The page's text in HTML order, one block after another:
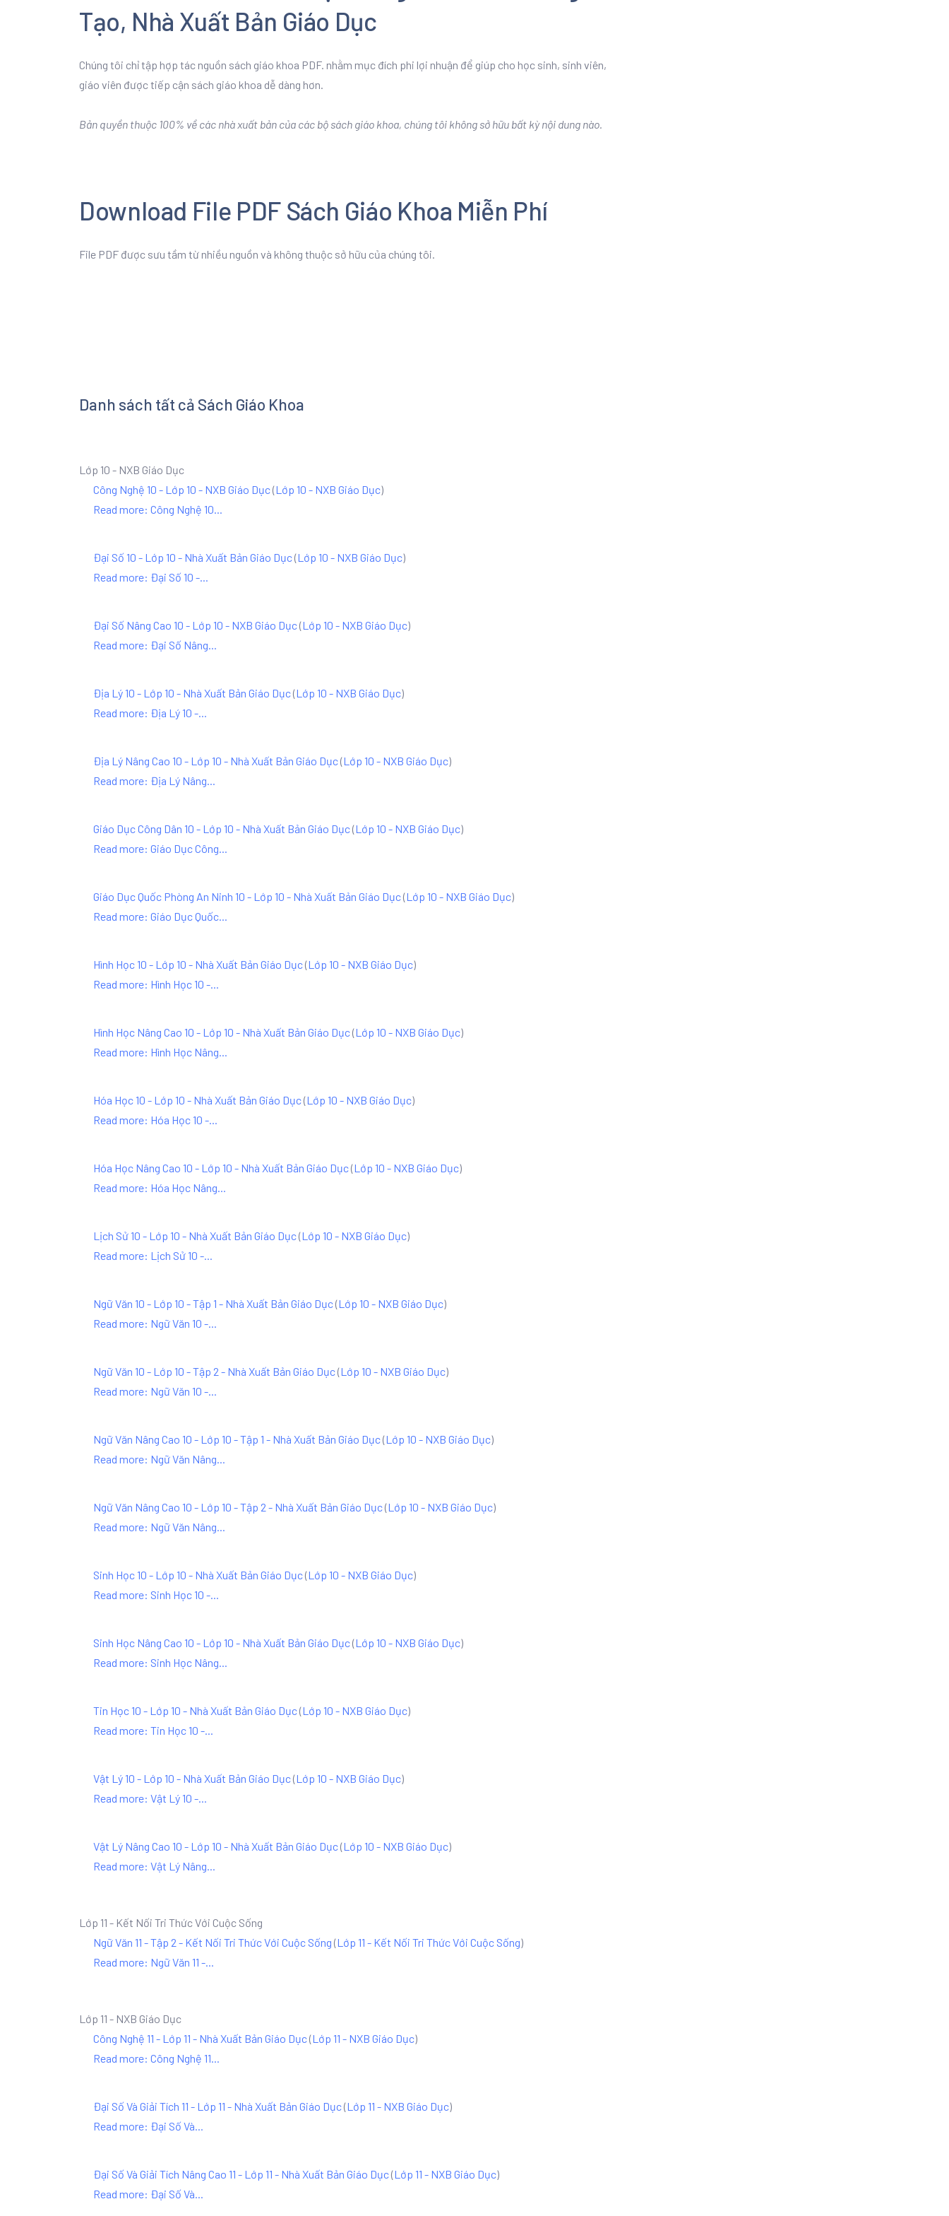
Tạo, Nhà Xuất Bản Giáo Dục
Chúng tôi chỉ tập hợp tác nguồn sách giáo khoa PDF. nhằm mục đích phi lợi nhuận để giúp cho học sinh, sinh viên,
giáo viên được tiếp cận sách giáo khoa dễ dàng hơn.
Bản quyền thuộc 100% về các nhà xuất bản của các bộ sách giáo khoa, chúng tôi không sở hữu bất kỳ nội dung nào.
Download File PDF Sách Giáo Khoa Miễn Phí
File PDF được sưu tầm từ nhiều nguồn và không thuộc sở hữu của chúng tôi.
Danh sách tất cả Sách Giáo Khoa
Lớp 10 - NXB Giáo Dục
Công Nghệ 10 - Lớp 10 - NXB Giáo Dục(Lớp 10 - NXB Giáo Dục)
Read more: Công Nghệ 10...
Đại Số 10 - Lớp 10 - Nhà Xuất Bản Giáo Dục(Lớp 10 - NXB Giáo Dục)
Read more: Đại Số 10 -...
Đại Số Nâng Cao 10 - Lớp 10 - NXB Giáo Dục(Lớp 10 - NXB Giáo Dục)
Read more: Đại Số Nâng...
Địa Lý 10 - Lớp 10 - Nhà Xuất Bản Giáo Dục(Lớp 10 - NXB Giáo Dục)
Read more: Địa Lý 10 -...
Địa Lý Nâng Cao 10 - Lớp 10 - Nhà Xuất Bản Giáo Dục(Lớp 10 - NXB Giáo Dục)
Read more: Địa Lý Nâng...
Giáo Dục Công Dân 10 - Lớp 10 - Nhà Xuất Bản Giáo Dục(Lớp 10 - NXB Giáo Dục)
Read more: Giáo Dục Công...
Giáo Dục Quốc Phòng An Ninh 10 - Lớp 10 - Nhà Xuất Bản Giáo Dục(Lớp 10 - NXB Giáo Dục)
Read more: Giáo Dục Quốc...
Hình Học 10 - Lớp 10 - Nhà Xuất Bản Giáo Dục(Lớp 10 - NXB Giáo Dục)
Read more: Hình Học 10 -...
Hình Học Nâng Cao 10 - Lớp 10 - Nhà Xuất Bản Giáo Dục(Lớp 10 - NXB Giáo Dục)
Read more: Hình Học Nâng...
Hóa Học 10 - Lớp 10 - Nhà Xuất Bản Giáo Dục(Lớp 10 - NXB Giáo Dục)
Read more: Hóa Học 10 -...
Hóa Học Nâng Cao 10 - Lớp 10 - Nhà Xuất Bản Giáo Dục(Lớp 10 - NXB Giáo Dục)
Read more: Hóa Học Nâng...
Lịch Sử 10 - Lớp 10 - Nhà Xuất Bản Giáo Dục(Lớp 10 - NXB Giáo Dục)
Read more: Lịch Sử 10 -...
Ngữ Văn 10 - Lớp 10 - Tập 1 - Nhà Xuất Bản Giáo Dục(Lớp 10 - NXB Giáo Dục)
Read more: Ngữ Văn 10 -...
Ngữ Văn 10 - Lớp 10 - Tập 2 - Nhà Xuất Bản Giáo Dục(Lớp 10 - NXB Giáo Dục)
Read more: Ngữ Văn 10 -...
Ngữ Văn Nâng Cao 10 - Lớp 10 - Tập 1 - Nhà Xuất Bản Giáo Dục(Lớp 10 - NXB Giáo Dục)
Read more: Ngữ Văn Nâng...
Ngữ Văn Nâng Cao 10 - Lớp 10 - Tập 2 - Nhà Xuất Bản Giáo Dục(Lớp 10 - NXB Giáo Dục)
Read more: Ngữ Văn Nâng...
Sinh Học 10 - Lớp 10 - Nhà Xuất Bản Giáo Dục(Lớp 10 - NXB Giáo Dục)
Read more: Sinh Học 10 -...
Sinh Học Nâng Cao 10 - Lớp 10 - Nhà Xuất Bản Giáo Dục(Lớp 10 - NXB Giáo Dục)
Read more: Sinh Học Nâng...
Tin Học 10 - Lớp 10 - Nhà Xuất Bản Giáo Dục(Lớp 10 - NXB Giáo Dục)
Read more: Tin Học 10 -...
Vật Lý 10 - Lớp 10 - Nhà Xuất Bản Giáo Dục(Lớp 10 - NXB Giáo Dục)
Read more: Vật Lý 10 -...
Vật Lý Nâng Cao 10 - Lớp 10 - Nhà Xuất Bản Giáo Dục(Lớp 10 - NXB Giáo Dục)
Read more: Vật Lý Nâng...
Lớp 11 - Kết Nối Tri Thức Với Cuộc Sống
Ngữ Văn 11 - Tập 2 - Kết Nối Tri Thức Với Cuộc Sống (Lớp 11 - Kết Nối Tri Thức Với Cuộc Sống)
Read more: Ngữ Văn 11 -...
Lớp 11 - NXB Giáo Dục
Công Nghệ 11 - Lớp 11 - Nhà Xuất Bản Giáo Dục(Lớp 11 - NXB Giáo Dục)
Read more: Công Nghệ 11...
Đại Số Và Giải Tích 11 - Lớp 11 - Nhà Xuất Bản Giáo Dục(Lớp 11 - NXB Giáo Dục)
Read more: Đại Số Và...
Đại Số Và Giải Tích Nâng Cao 11 - Lớp 11 - Nhà Xuất Bản Giáo Dục(Lớp 11 - NXB Giáo Dục)
Read more: Đại Số Và...